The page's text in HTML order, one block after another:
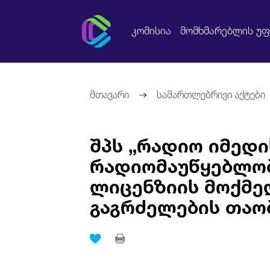
კომისია მომხმარებლის
მთავარი სამართლებრივი აქტები
შპს „რადიო
ლიცენზიის
გაგრძელების